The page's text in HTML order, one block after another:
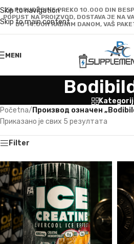
Skip to navigation
Skip to main content
ZA PORUDŽBINE PREKO 10.000 DIN
POPUST NA PROIZVOD, DOSTAVA JE NA
DO 14:00H RADNIM DANOM, VAŠ
MENI
Početna/ Производ oзначен
Приказано је свих 5 резултата
Filter